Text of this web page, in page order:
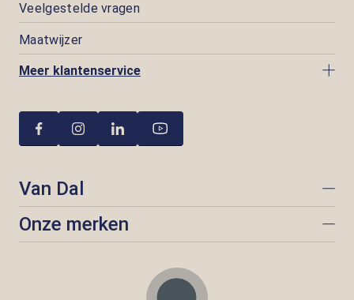
Veelgestelde vragen
Maatwijzer
Meer klantenservice
Van Dal
Onze merken